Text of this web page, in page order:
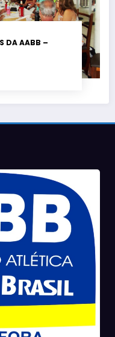
DA AABB –